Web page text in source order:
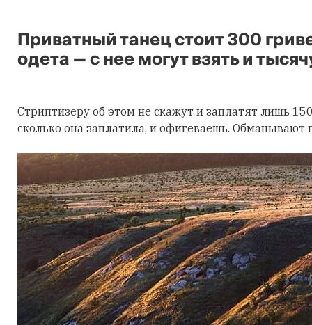
Приватный танец стоит 300
одета — с нее могут взять и
Стриптизеру об этом не скажут и заплатят лишь
сколько она заплатила, и офигеваешь. Обманывают